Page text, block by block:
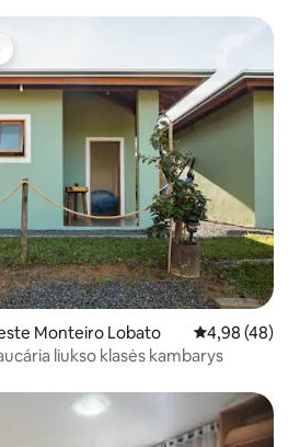
Monteiro Lobato Vidutinis
4,98 (48)
liukso klasės kambarys